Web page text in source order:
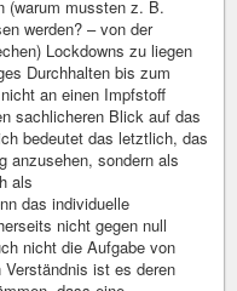
(warum mussten z. B.
werden? – von der
Lockdowns zu liegen
Durchhalten bis zum
an einen Impfstoff
sachlicheren Blick auf das
bedeutet das letztlich, das
anzusehen, sondern als
als
das individuelle
nicht gegen null
nicht die Aufgabe von
ist es deren